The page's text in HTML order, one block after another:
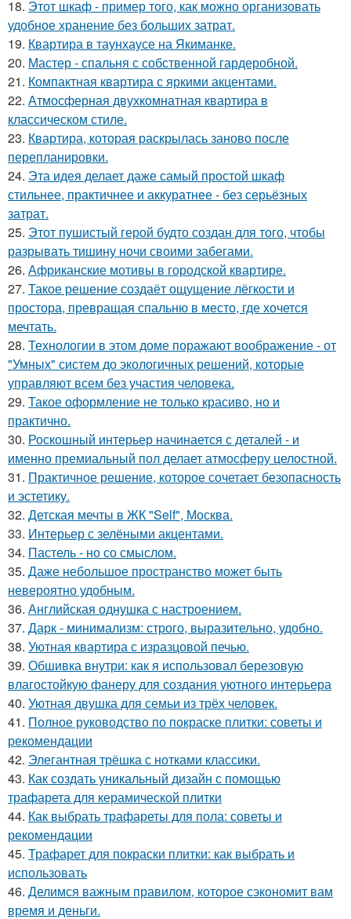
18. Этот шкаф - пример того, как можно организовать
удобное хранение без больших затрат.
19. Квартира в таунхаусе на Якиманке.
20. Мастер - спальня с собственной гардеробной.
21. Компактная квартира с яркими акцентами.
22. Атмосферная двухкомнатная квартира в
классическом стиле.
23. Квартира, которая раскрылась заново после
перепланировки.
24. Эта идея делает даже самый простой шкаф
стильнее, практичнее и аккуратнее - без серьёзных
затрат.
25. Этот пушистый герой будто создан для того, чтобы
разрывать тишину ночи своими забегами.
26. Африканские мотивы в городской квартире.
27. Такое решение создаёт ощущение лёгкости и
простора, превращая спальню в место, где хочется
мечтать.
28. Технологии в этом доме поражают воображение - от
"Умных" систем до экологичных решений, которые
управляют всем без участия человека.
29. Такое оформление не только красиво, но и
практично.
30. Роскошный интерьер начинается с деталей - и
именно премиальный пол делает атмосферу целостной.
31. Практичное решение, которое сочетает безопасность
и эстетику.
32. Детская мечты в ЖК "Self", Москва.
33. Интерьер с зелёными акцентами.
34. Пастель - но со смыслом.
35. Даже небольшое пространство может быть
невероятно удобным.
36. Английская однушка с настроением.
37. Дарк - минимализм: строго, выразительно, удобно.
38. Уютная квартира с изразцовой печью.
39. Обшивка внутри: как я использовал березовую
влагостойкую фанеру для создания уютного интерьера
40. Уютная двушка для семьи из трёх человек.
41. Полное руководство по покраске плитки: советы и
рекомендации
42. Элегантная трёшка с нотками классики.
43. Как создать уникальный дизайн с помощью
трафарета для керамической плитки
44. Как выбрать трафареты для пола: советы и
рекомендации
45. Трафарет для покраски плитки: как выбрать и
использовать
46. Делимся важным правилом, которое сэкономит вам
время и деньги.